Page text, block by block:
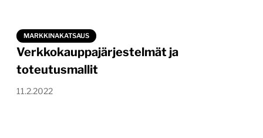
MARKKINAKATSAUS
Verkkokauppajärjestelmät ja
toteutusmallit
11.2.2022